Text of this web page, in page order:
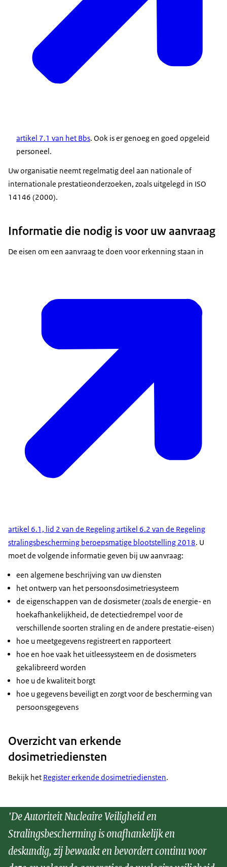
artikel 7.1 van het Bbs. Ook is er genoeg en goed opgeleid
personeel.
Uw organisatie neemt regelmatig deel aan nationale of
internationale prestatieonderzoeken, zoals uitgelegd in ISO
14146 (2000).
Informatie die nodig is voor uw aanvraag
De eisen om een aanvraag te doen voor erkenning staan in
artikel 6.1, lid 2 van de Regeling artikel 6.2 van de Regeling
stralingsbescherming beroepsmatige blootstelling 2018. U
moet de volgende informatie geven bij uw aanvraag:
een algemene beschrijving van uw diensten
het ontwerp van het persoonsdosimetriesysteem
de eigenschappen van de dosismeter (zoals de energie- en
hoekafhankelijkheid, de detectiedrempel voor de
verschillende soorten straling en de andere prestatie-eisen)
hoe u meetgegevens registreert en rapporteert
hoe en hoe vaak het uitleessysteem en de dosismeters
gekalibreerd worden
hoe u de kwaliteit borgt
hoe u gegevens beveiligt en zorgt voor de bescherming van
persoonsgegevens
Overzicht van erkende
dosimetriediensten
Bekijk het Register erkende dosimetriediensten.
'De Autoriteit Nucleaire Veiligheid en
Stralingsbescherming is onafhankelijk en
deskundig, zij bewaakt en bevordert continu voor